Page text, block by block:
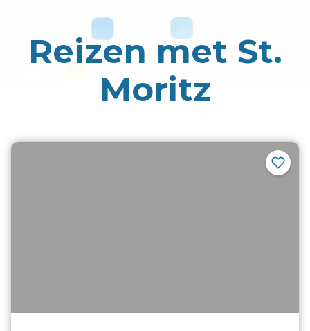
Reizen met St.
Moritz